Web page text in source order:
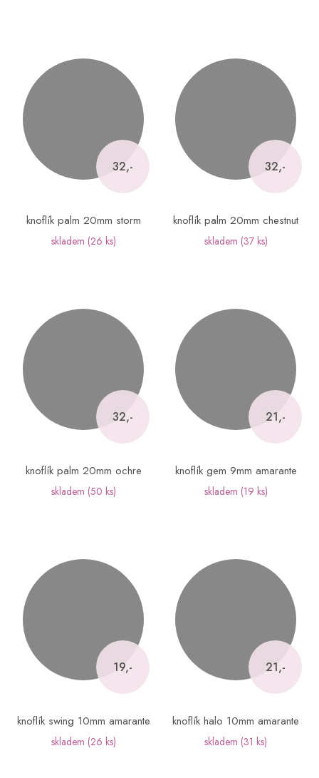
32,-
knoflík palm 20mm storm
skladem (26 ks)
32,-
knoflík palm 20mm chestnut
skladem (37 ks)
32,-
knoflík palm 20mm ochre
skladem (50 ks)
21,-
knoflík gem 9mm amarante
skladem (19 ks)
19,-
knoflík swing 10mm amarante
skladem (26 ks)
21,-
knoflík halo 10mm amarante
skladem (31 ks)